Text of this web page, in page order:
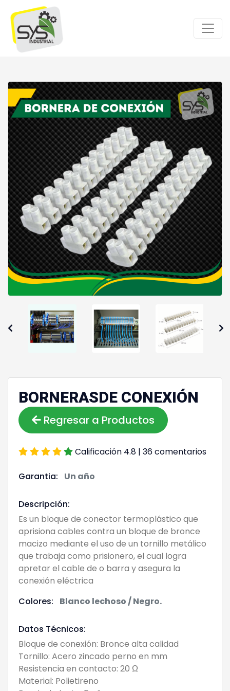
Previous
BORNERASDE CONEXIÓN
Regresar a Productos
Calificación 4.8 | 36 comentarios
Garantia: Un año
Descripción:
Es un bloque de conector termoplástico que
aprisiona cables contra un bloque de bronce
macizo mediante el uso de un tornillo metálico
que trabaja como prisionero, el cual logra
apretar el cable de o barra y asegura la
conexión eléctrica
Colores:
Blanco lechoso / Negro.
Datos Técnicos:
Bloque de conexión: Bronce alta calidad
Tornillo: Acero zincado perno en mm
Resistencia en contacto: 20 Ω
Material: Polietireno